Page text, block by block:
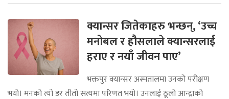
क्यान्सर जितेकाहरु भन्छन्, ‘उच्च
मनोबल र हौसलाले क्यान्सरलाई
हराए र नयाँ जीवन पाए’
भक्तपुर क्यान्सर अस्पतालमा उनको परीक्षण
भयो। मनको त्यो डर तीतो सत्यमा परिणत भयो। उनलाई ठूलो आन्द्राको